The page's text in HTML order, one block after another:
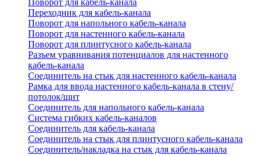
Поворот для кабель-канала
Переходник для кабель-канала
Поворот для напольного кабель-канала
Поворот для настенного кабель-канала
Поворот для плинтусного кабель-канала
Разъем уравнивания потенциалов для настенного
кабель-канала
Соединитель на стык для настенного кабель-канала
Рамка для ввода настенного кабель-канала в стену/
потолок/щит
Соединитель для напольного кабель-канала
Система гибких кабель-каналов
Соединитель для кабель-канала
Соединитель на стык для плинтусного кабель-канала
Соединитель/накладка на стык для кабель-канала